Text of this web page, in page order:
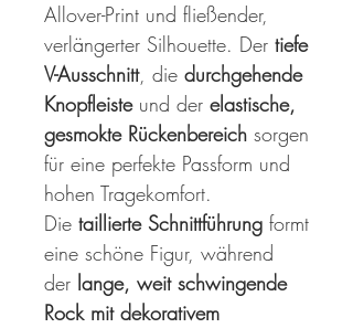
Allover-Print und fließender,
verlängerter Silhouette. Der tiefe
V-Ausschnitt, die durchgehende
Knopfleisteund der elastische,
gesmokte Rückenbereich sorgen
für eine perfekte Passform und
hohen Tragekomfort.
Die taillierte Schnittführung formt
eine schöne Figur, während
der lange, weit schwingende
Rock mit dekorativem